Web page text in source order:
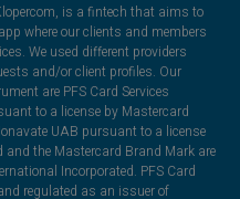
is a fintech that aims to
where our clients and members
We used different providers
and/or client profiles. Our
are PFS Card Services
to a license by Mastercard
UAB pursuant to a license
the Mastercard Brand Mark are
Incorporated. PFS Card
regulated as an issuer of